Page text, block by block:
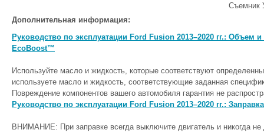
Съемник
Дополнительная информация:
Руководство по эксплуатации Ford Fusion 2013–2020 гг.: Объем
EcoBoost™
Используйте масло и жидкость, которые соответствуют
используете масло и жидкость, соответствующие заданная
Повреждение компонентов вашего автомобиля гарантия не
Руководство по эксплуатации Ford Fusion 2013–2020 гг.:
ВНИМАНИЕ: При заправке всегда выключите двигатель и никогда не